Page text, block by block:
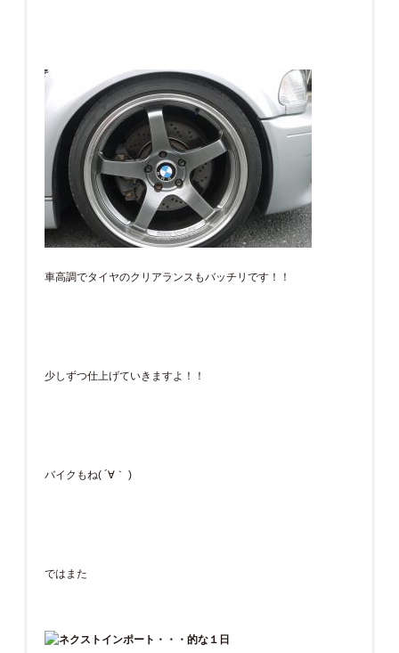
車高調でタイヤのクリアランスもバッチリです！！
少しずつ仕上げていきますよ！！
バイクもね( ´∀｀ )
ではまた